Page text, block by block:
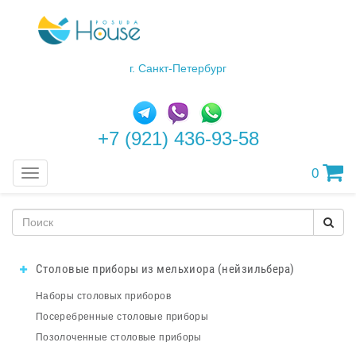
г. Санкт-Петербург
+7 (921) 436-93-58
Меню 0
Столовые приборы из мельхиора (нейзильбера)
Наборы столовых приборов
Посеребренные столовые приборы
Позолоченные столовые приборы